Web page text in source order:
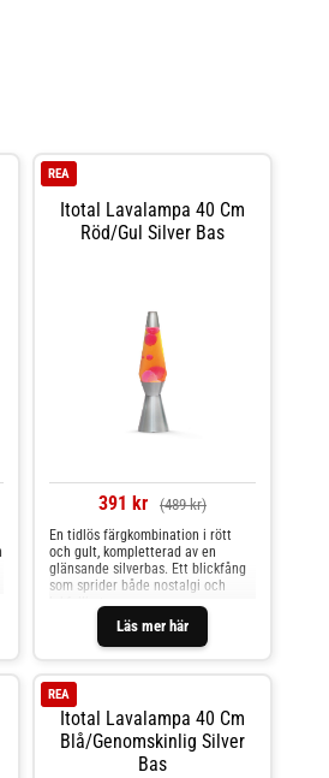
Itotal Lavalampa 40 Cm
Röd/gul Silver Bas
REA
391 kr (489 kr)
Läs mer här
En tidlös färgkombination i rött
och gult, kompletterad av en
glänsande silverbas. Ett blickfång
som sprider både nostalgi och
Itotal Lavalampa 40 Cm
Blå/genomskinlig Silver
Bas
REA